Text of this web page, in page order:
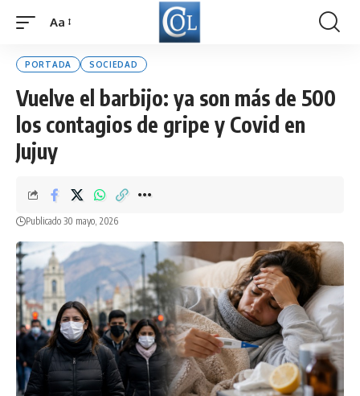
Font
Aa
PORTADA SOCIEDAD
Vuelve el barbijo: ya son más de 500
los contagios de gripe y Covid en
Jujuy
Publicado 30 mayo, 2026